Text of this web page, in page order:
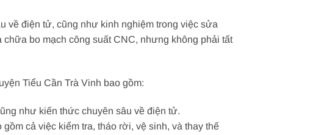
về điện tử, cũng như kinh nghiệm trong việc sửa
bo mạch công suất CNC, nhưng không phải tất
Tiểu Cần Trà Vinh bao gồm:
như kiến thức chuyên sâu về điện tử.
cả việc kiểm tra, tháo rời, vệ sinh, và thay thế